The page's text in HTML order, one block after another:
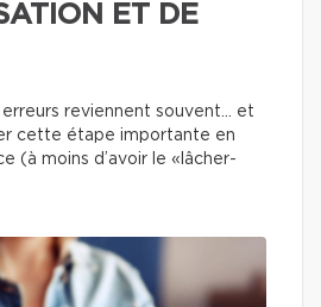
ET DE
erreurs reviennent souvent… et
cette étape importante en
(à moins d’avoir le «lâcher-